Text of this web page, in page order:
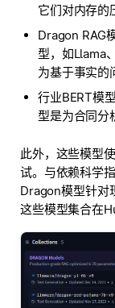
它们对内存的
Dragon RAG
型，如Llama
为基于事实的
行业BERT模
型是为合同分
此外，这些模型
试。与依赖科学
Dragon模型针对
这些模型集合在